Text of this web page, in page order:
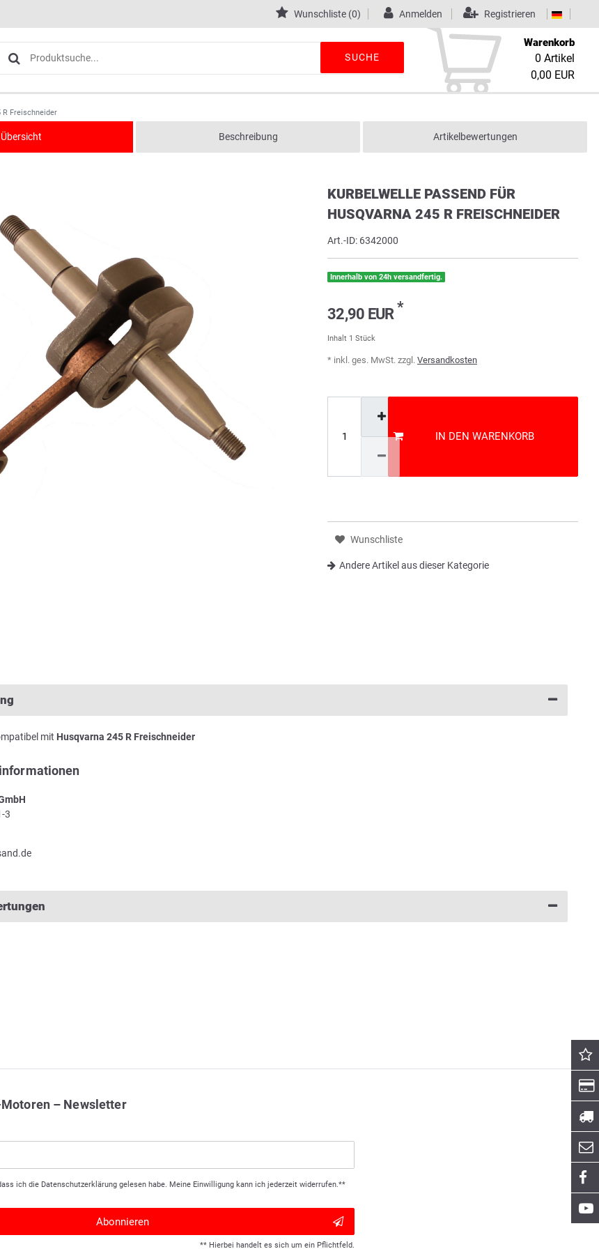
Wunschliste (0) Anmelden Registrieren
SUCHE
Warenkorb
0 Artikel
0,00 EUR
R Freischneider
Übersicht Beschreibung Artikelbewertungen
KURBELWELLE PASSEND FÜR
HUSQVARNA 245 R FREISCHNEIDER
Art.-ID: 6342000
Innerhalb von 24h versandfertig.
32,90 EUR *
Inhalt 1 Stück
* inkl. ges. MwSt. zzgl. Versandkosten
IN DEN WARENKORB
Wunschliste
Andere Artikel aus dieser Kategorie
mit Husqvarna 245 R Freischneider
3
– Newsletter
ich die Daten­schutz­erklärunggelesen habe. Meine Einwilligung kann ich jederzeit widerrufen.**
Abonnieren
** Hierbei handelt es sich um ein Pflichtfeld.